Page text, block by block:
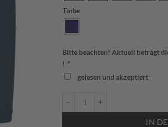
Farbe
Bitte beachten! Aktuell beträgt
! *
gelesen und akzeptiert
IN